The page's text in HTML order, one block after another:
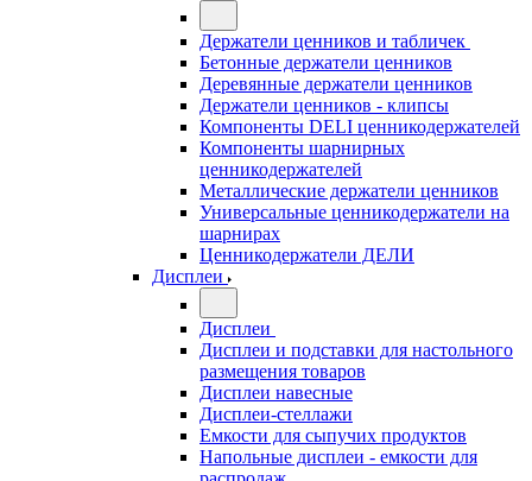
Держатели ценников и табличек
Бетонные держатели ценников
Деревянные держатели ценников
Держатели ценников - клипсы
Компоненты DELI ценникодержателей
Компоненты шарнирных
ценникодержателей
Металлические держатели ценников
Универсальные ценникодержатели на
шарнирах
Ценникодержатели ДЕЛИ
Дисплеи
Дисплеи
Дисплеи и подставки для настольного
размещения товаров
Дисплеи навесные
Дисплеи-стеллажи
Емкости для сыпучих продуктов
Напольные дисплеи - емкости для